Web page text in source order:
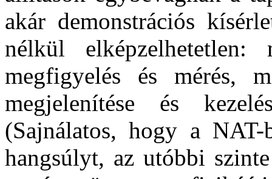
akár demonstrációs
nélkül
megfigyelés és mérés,
megjelenítése és
(Sajnálatos, hogy a
hangsúlyt, az utóbbi